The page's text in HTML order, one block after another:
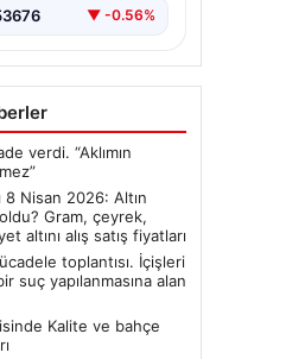
▼ -0.56%
verdi. “Aklımın
8 Nisan 2026: Altın
Gram, çeyrek,
altını alış satış fiyatları
toplantısı. İçişleri
suç yapılanmasına alan
Kalite ve bahçe